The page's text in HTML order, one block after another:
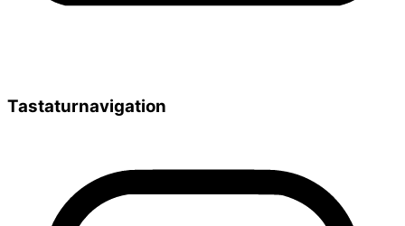
Tastaturnavigation